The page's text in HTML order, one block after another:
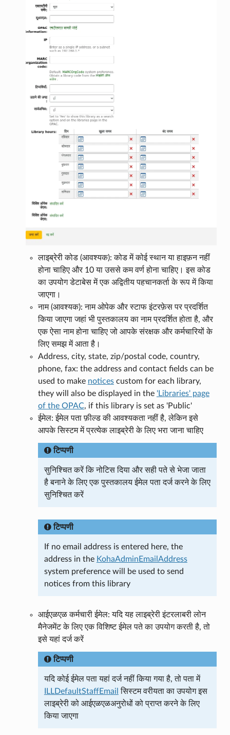
लाइब्रेरी कोड (आवश्यक): कोड में कोई स्थान या हाइफ़न नहीं
होना चाहिए और 10 या उससे कम वर्ण होना चाहिए। इस कोड
का उपयोग डेटाबेस में एक अद्वितीय पहचानकर्ता के रूप में किया
जाएगा।
नाम (आवश्यक): नाम ओपेक और स्टाफ इंटरफ़ेस पर प्रदर्शित
किया जाएगा जहां भी पुस्तकालय का नाम प्रदर्शित होता है, और
एक ऐसा नाम होना चाहिए जो आपके संरक्षक और कर्मचारियों के
लिए समझ में आता है।
Address, city, state, zip/postal code, country,
phone, fax: the address and contact fields can be
used to make noticescustom for each library,
they will also be displayed in the 'Libraries' page
of the OPAC, if this library is set as 'Public'
ईमेल: ईमेल पता फ़ील्ड की आवश्यकता नहीं है, लेकिन इसे
आपके सिस्टम में प्रत्येक लाइब्रेरी के लिए भरा जाना चाहिए
टिप्पणी
सुनिश्चित करें कि नोटिस दिया और सही पते से भेजा जाता
है बनाने के लिए एक पुस्तकालय ईमेल पता दर्ज करने के लिए
सुनिश्चित करें
टिप्पणी
If no email address is entered here, the
address in the KohaAdminEmailAddress
system preference will be used to send
notices from this library
आईएळएळ कर्मचारी ईमेल: यदि यह लाइब्रेरी इंटरलाबरी लोन
मैनेजमेंट के लिए एक विशिष्ट ईमेल पते का उपयोग करती है, तो
इसे यहां दर्ज करें
टिप्पणी
यदि कोई ईमेल पता यहां दर्ज नहीं किया गया है, तो पता में
ILLDefaultStaffEmail सिस्टम वरीयता का उपयोग इस
लाइब्रेरी को आईएळएळअनुरोधों को प्राप्त करने के लिए
किया जाएगा